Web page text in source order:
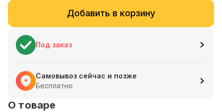
Добавить в корзину
Под заказ
Самовывоз сейчас и позже
Бесплатно
О товаре